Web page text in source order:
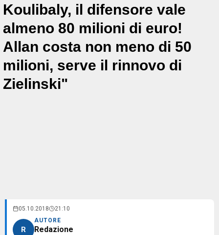
Koulibaly, il difensore vale
almeno 80 milioni di euro!
Allan costa non meno di 50
milioni, serve il rinnovo di
Zielinski"
05.10.2018 21:10
R
AUTORE
Redazione